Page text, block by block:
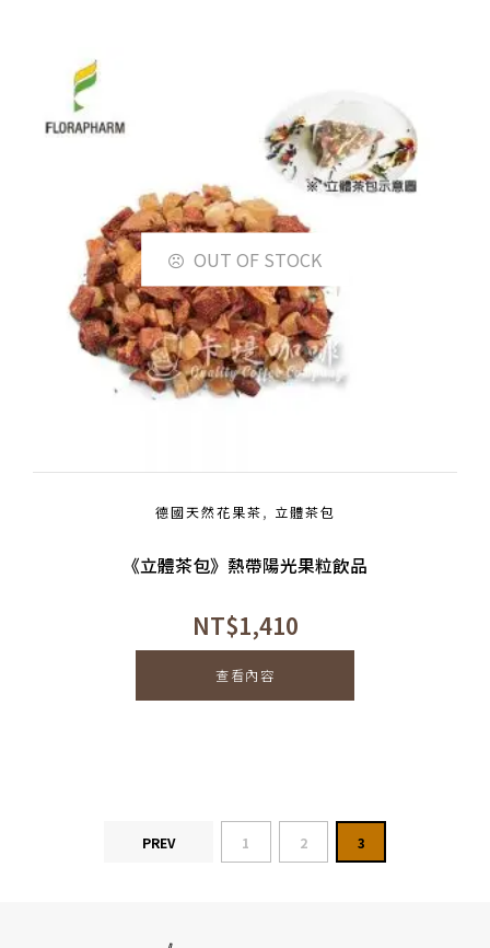
OUT OF STOCK
德國天然花果茶, 立體茶包
《立體茶包》熱帶陽光果粒飲品
NT$1,410
查看內容
PREV 1 2 3